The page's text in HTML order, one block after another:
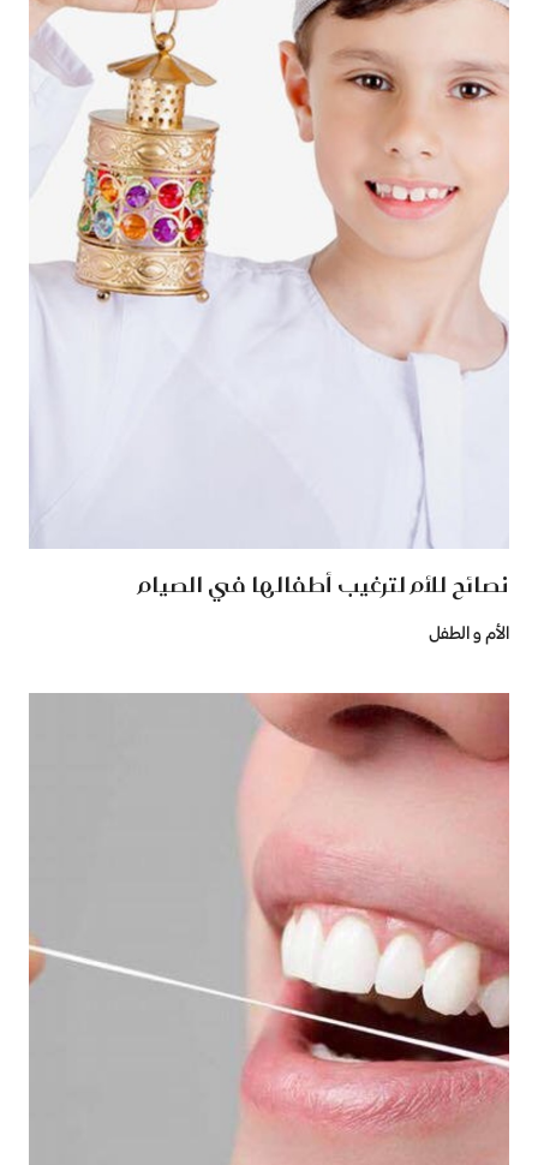
نصائح للأم لترغيب أطفالها في الصيام
الأم و الطفل